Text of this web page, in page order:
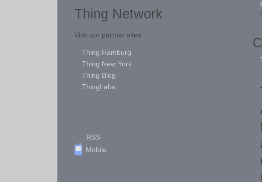
Thing Network
Visit our partner sites
Thing Hamburg
Thing New York
Thing Blog
ThingLabs
RSS
Mobile